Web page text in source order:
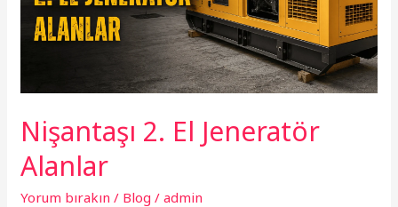
Nişantaşı 2. El Jeneratör
Alanlar
Yorum bırakın / Blog /admin